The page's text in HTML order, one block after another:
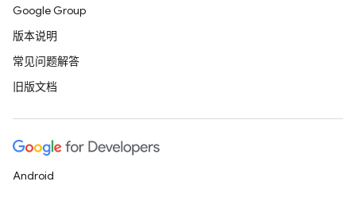
Google Group
版本说明
常见问题解答
旧版文档
Android